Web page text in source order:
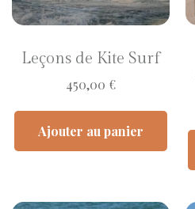
Leçons de Kite Surf
450,00 €
Ajouter au panier